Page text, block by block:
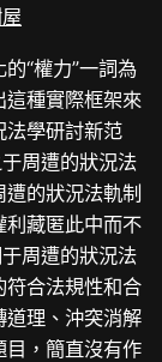
“權力”一詞為
這種實際框架來
法學研討新范
于周遭的狀況法
的狀況法軌制
藏匿此中而不
周遭的狀況法
符合法規性和合
道理、沖突消解
目，簡直沒有作